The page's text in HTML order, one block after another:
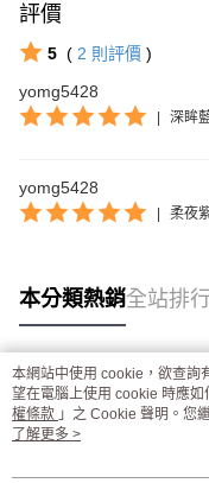
評價
5 ( 2 則評價 )
yomg5428
| 深眸
yomg5428
| 柔夜
本分類熱銷全站排行
熱門標籤
本網站中使用 cookie，欲查詢
望在電腦上使用 cookie 時應
權條款 」之 Cookie 聲明。您
用條款之 Cookie 聲明使用
了解更多 >